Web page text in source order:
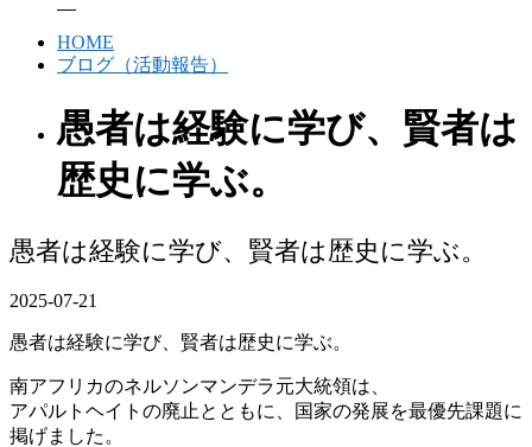
HOME
ブログ（活動報告）
愚者は経験に学び、賢者は
歴史に学ぶ。
愚者は経験に学び、賢者は歴史に学ぶ。
2025-07-21
愚者は経験に学び、賢者は歴史に学ぶ。
南アフリカのネルソンマンデラ元大統領は、
アパルトヘイトの廃止とともに、国家の発展を最優先課題に
掲げました。